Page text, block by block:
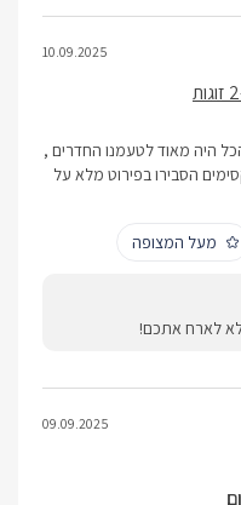
10.09.2025
היה מאוד לטעמנו החדרים ,
הסבירו בפירוט מלא על
מעל המצופה
לארח אתכם!
09.09.2025